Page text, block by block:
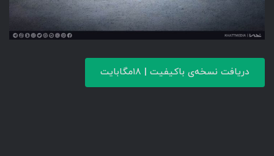
دریافت نسخه‌ی باکیفیت | ۱۸مگابایت